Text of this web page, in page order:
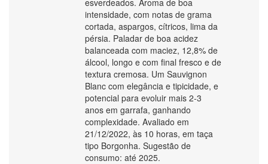
esverdeados. Aroma de boa
intensidade, com notas de grama
cortada, aspargos, cítricos, lima da
pérsia. Paladar de boa acidez
balanceada com maciez, 12,8% de
álcool, longo e com final fresco e de
textura cremosa. Um Sauvignon
Blanc com elegância e tipicidade, e
potencial para evoluir mais 2-3
anos em garrafa, ganhando
complexidade. Avaliado em
21/12/2022, às 10 horas, em taça
tipo Borgonha. Sugestão de
consumo: até 2025.